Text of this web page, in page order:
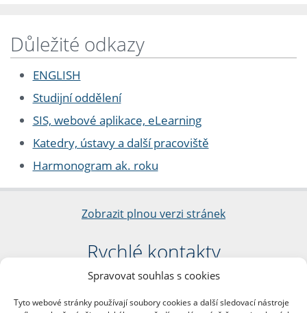
Spravovat souhlas s cookies
Tyto webové stránky používají soubory cookies a další sledovací nástroje
Důležité odkazy
ENGLISH
Studijní oddělení
SIS, webové aplikace, eLearning
Katedry, ústavy a další pracoviště
Harmonogram ak. roku
Zobrazit plnou verzi stránek
Rychlé kontakty
Filozofická fakulta
nám. Jana Palacha 1/2